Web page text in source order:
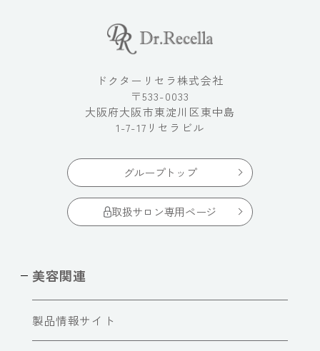
ドクターリセラ株式会社
〒533-0033
大阪府大阪市東淀川区東中島
1-7-17リセラビル
グループトップ
取扱サロン専用ページ
美容関連
製品情報サイト